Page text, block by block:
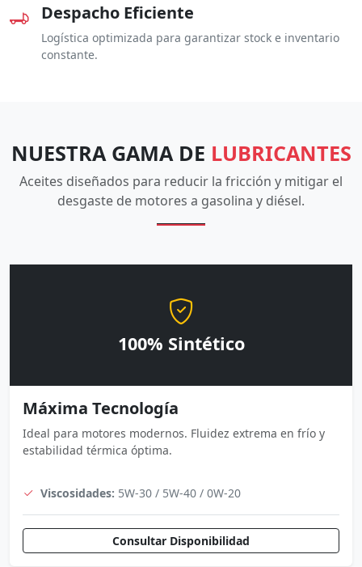
Despacho Eficiente
Logística optimizada para garantizar stock e inventario
constante.
NUESTRA GAMA DE LUBRICANTES
Aceites diseñados para reducir la fricción y mitigar el
desgaste de motores a gasolina y diésel.
100% Sintético
Máxima Tecnología
Ideal para motores modernos. Fluidez extrema en frío y
estabilidad térmica óptima.
Viscosidades: 5W-30 / 5W-40 / 0W-20
Consultar Disponibilidad